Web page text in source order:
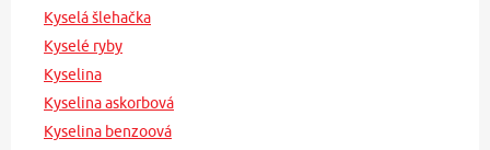
Kyselá šlehačka
Kyselé ryby
Kyselina
Kyselina askorbová
Kyselina benzoová